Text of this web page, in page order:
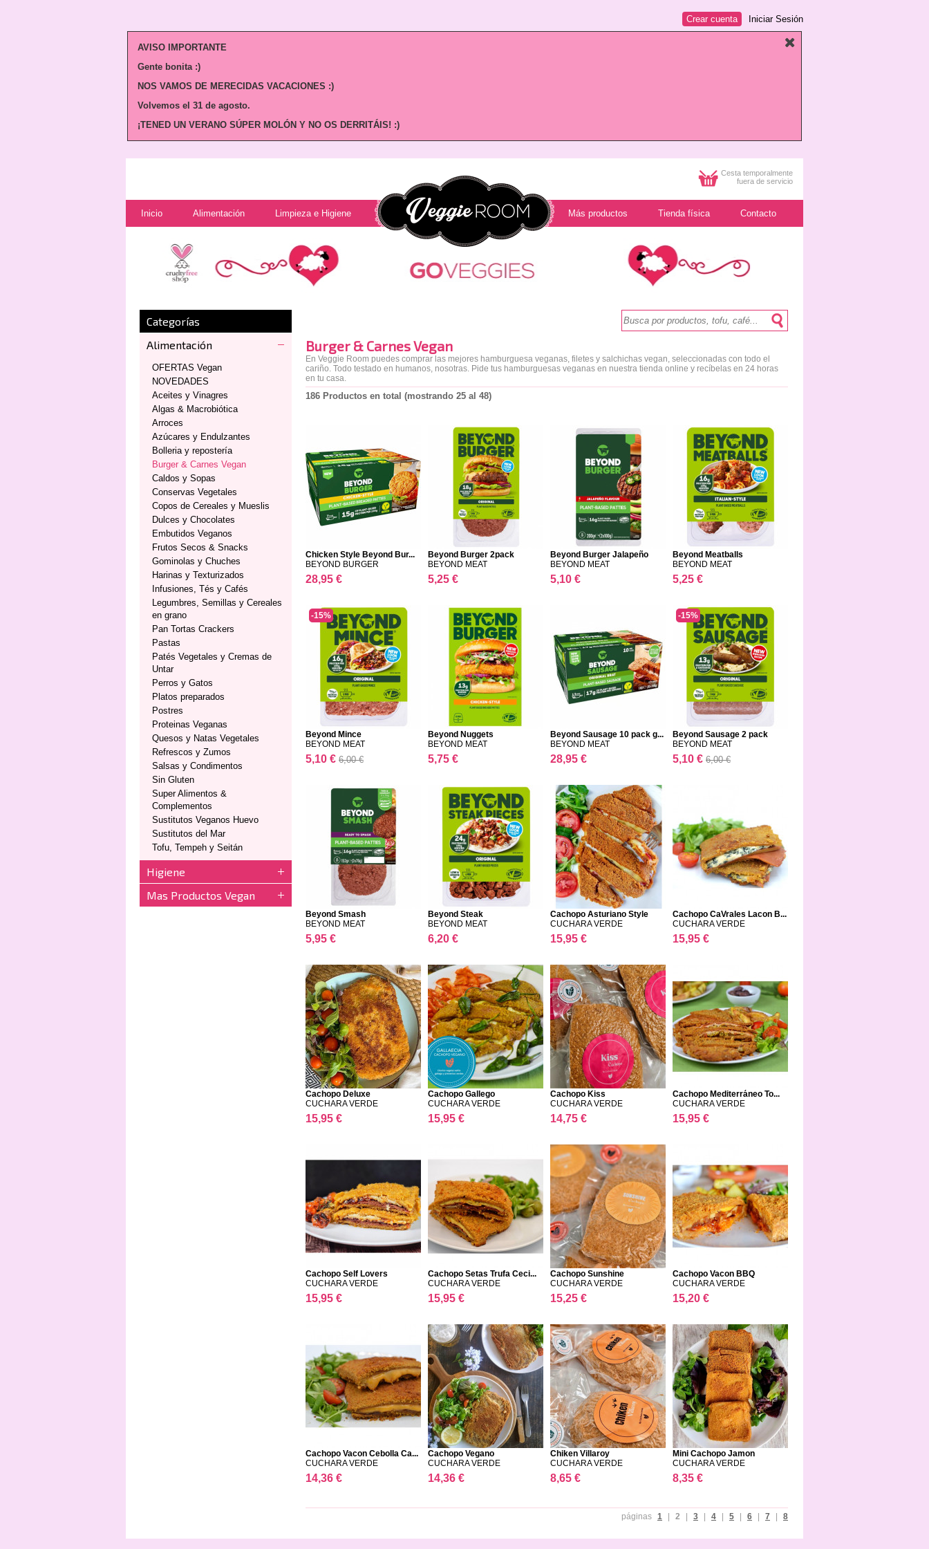
Iniciar Sesión
Crear cuenta
AVISO IMPORTANTE
Gente bonita :)
NOS VAMOS DE MERECIDAS VACACIONES :)
Volvemos el 31 de agosto.
¡TENED UN VERANO SÚPER MOLÓN Y NO OS DERRITÁIS! :)
Cesta temporalmente
fuera de servicio
Inicio Alimentación Limpieza e Higiene Más productos Tienda física Contacto
Categorías
Alimentación
OFERTAS Vegan
NOVEDADES
Aceites y Vinagres
Algas & Macrobiótica
Arroces
Azúcares y Endulzantes
Bolleria y repostería
Burger & Carnes Vegan
Caldos y Sopas
Conservas Vegetales
Copos de Cereales y Mueslis
Dulces y Chocolates
Embutidos Veganos
Frutos Secos & Snacks
Gominolas y Chuches
Harinas y Texturizados
Infusiones, Tés y Cafés
Legumbres, Semillas y Cereales
en grano
Pan Tortas Crackers
Pastas
Patés Vegetales y Cremas de
Untar
Perros y Gatos
Platos preparados
Postres
Proteinas Veganas
Quesos y Natas Vegetales
Refrescos y Zumos
Salsas y Condimentos
Sin Gluten
Super Alimentos &
Complementos
Sustitutos Veganos Huevo
Sustitutos del Mar
Tofu, Tempeh y Seitán
Higiene
Mas Productos Vegan
Burger & Carnes Vegan
En Veggie Room puedes comprar las mejores hamburguesa veganas, filetes y salchichas vegan, seleccionadas con todo el
cariño. Todo testado en humanos, nosotras. Pide tus hamburguesas veganas en nuestra tienda online y recíbelas en 24 horas
en tu casa.
186 Productos en total (mostrando 25 al 48)
Chicken Style Beyond Bur...
BEYOND BURGER
28,95 €
Beyond Burger 2pack
BEYO...
BEYOND MEAT
5,25 €
Beyond Burger Jalapeño
BEYOND MEAT
5,10 €
Beyond Meatballs
BEYOND MEAT
5,25 €
Beyond Mince
BEYOND MEAT
5,10 € 6,00 €
-15%
Beyond Nuggets
BEYOND MEAT
5,75 €
Beyond Sausage 10 pack g...
BEYOND MEAT
28,95 €
Beyond Sausage 2 pack
BEYOND MEAT
5,10 € 6,00 €
-15%
Beyond Smash
BEYOND MEAT
5,95 €
Beyond Steak
BEYOND MEAT
6,20 €
Cachopo Asturiano Style
CUCHARA VERDE
15,95 €
Cachopo CaVrales Lacon B...
CUCHARA VERDE
15,95 €
Cachopo Deluxe
CUCHARA VERDE
15,95 €
Cachopo Gallego
CUCHARA VERDE
15,95 €
Cachopo Kiss
CUCHARA VERDE
14,75 €
Cachopo Mediterráneo To...
CUCHARA VERDE
15,95 €
Cachopo Self Lovers
CUCHARA VERDE
15,95 €
Cachopo Setas Trufa Ceci...
CUCHARA VERDE
15,95 €
Cachopo Sunshine
CUCHARA VERDE
15,25 €
Cachopo Vacon BBQ
Chedda...
CUCHARA VERDE
15,20 €
Cachopo Vacon Cebolla Ca...
CUCHARA VERDE
14,36 €
Cachopo Vegano
CUCHARA VERDE
14,36 €
Chiken Villaroy
CUCHARA VERDE
8,65 €
Mini Cachopo Jamon
Ahuma...
CUCHARA VERDE
8,35 €
8
7
6
5
4
3
2
1
páginas